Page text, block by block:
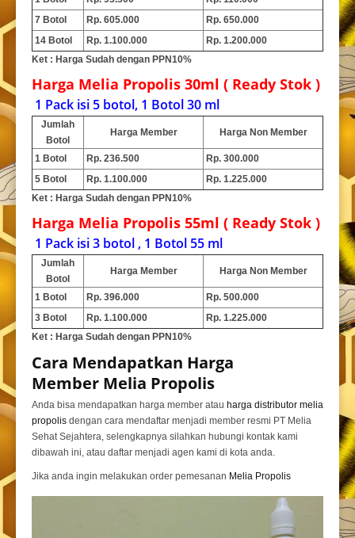
7 Botol
Rp. 605.000
Rp. 650.000
14 Botol
Rp. 1.100.000
Rp. 1.200.000
Ket : Harga Sudah dengan PPN10%
Harga Melia Propolis 30ml ( Ready Stok )
1 Pack isi 5 botol, 1 Botol 30 ml
Jumlah
Botol
Harga Member Harga Non Member
1 Botol Rp. 236.500
Rp. 300.000
5 Botol
Rp. 1.100.000
Rp. 1.225.000
Ket : Harga Sudah dengan PPN10%
Harga Melia Propolis 55ml ( Ready Stok )
1 Pack isi 3 botol , 1 Botol 55 ml
Jumlah
Botol
Harga Member Harga Non Member
1 Botol Rp. 396.000
Rp. 500.000
3 Botol
Rp. 1.100.000
Rp. 1.225.000
Ket : Harga Sudah dengan PPN10%
Cara Mendapatkan Harga
Member Melia Propolis
Anda bisa mendapatkan harga member atau harga distributor melia
propolis dengan cara mendaftar menjadi member resmi PT Melia
Sehat Sejahtera, selengkapnya silahkan hubungi kontak kami
dibawah ini, atau daftar menjadi agen kami di kota anda.
Jika anda ingin melakukan order pemesanan Melia Propolis